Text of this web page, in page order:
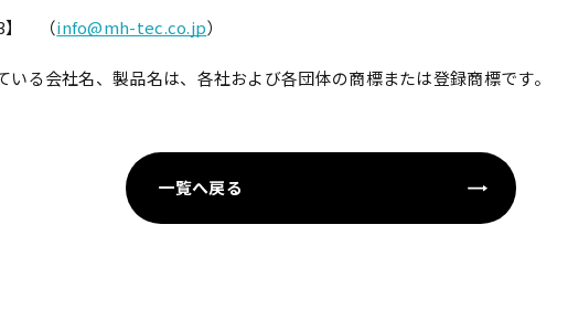
】 （info@mh-tec.co.jp）
る会社名、製品名は、各社および各団体の商標または登録商標です。
一覧へ戻る